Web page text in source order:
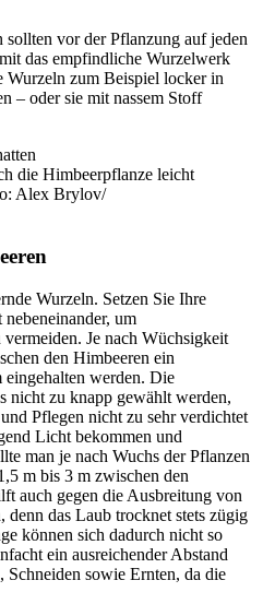
sollten vor der Pflanzung auf jeden
das empfindliche Wurzelwerk
Wurzeln zum Beispiel locker in
– oder sie mit nassem Stoff
die Himbeerpflanze leicht
Alex Brylov/
Wurzeln. Setzen Sie Ihre
um
Je nach Wüchsigkeit
den Himbeeren ein
eingehalten werden. Die
nicht zu knapp gewählt werden,
Pflegen nicht zu sehr verdichtet
Licht bekommen und
man je nach Wuchs der Pflanzen
m bis 3 m zwischen den
auch gegen die Ausbreitung von
das Laub trocknet stets zügig
können sich dadurch nicht so
ein ausreichender Abstand
sowie Ernten, da die